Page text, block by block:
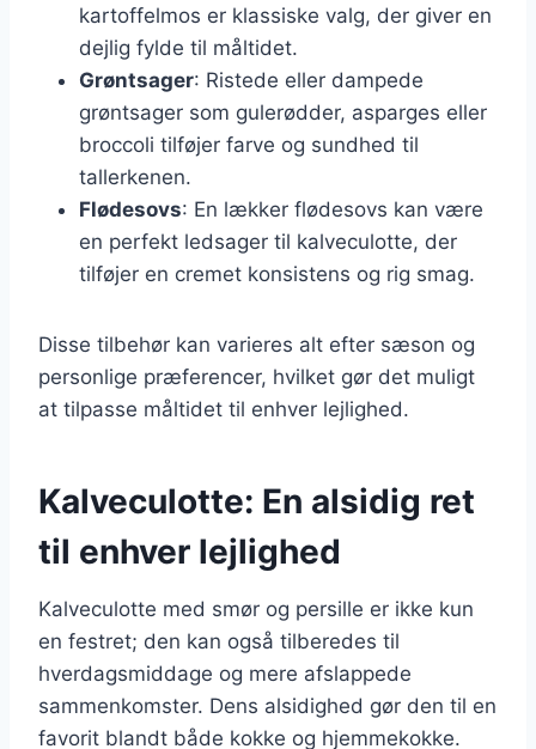
kartoffelmos er klassiske valg, der giver en
dejlig fylde til måltidet.
Grøntsager: Ristede eller dampede
grøntsager som gulerødder, asparges eller
broccoli tilføjer farve og sundhed til
tallerkenen.
Flødesovs: En lækker flødesovs kan være
en perfekt ledsager til kalveculotte, der
tilføjer en cremet konsistens og rig smag.
Disse tilbehør kan varieres alt efter sæson og
personlige præferencer, hvilket gør det muligt
at tilpasse måltidet til enhver lejlighed.
Kalveculotte: En alsidig ret
til enhver lejlighed
Kalveculotte med smør og persille er ikke kun
en festret; den kan også tilberedes til
hverdagsmiddage og mere afslappede
sammenkomster. Dens alsidighed gør den til en
favorit blandt både kokke og hjemmekokke.